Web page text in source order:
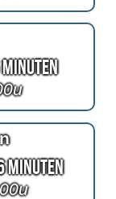
Minuten
Minuten